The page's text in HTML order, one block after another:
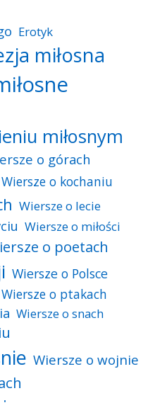
Erotyk
miłosna
miłosnym
o górach
Wiersze o kochaniu
Wiersze o lecie
Wiersze o miłości
o poetach
Wiersze o Polsce
Wiersze o ptakach
Wiersze o snach
Wiersze o wojnie